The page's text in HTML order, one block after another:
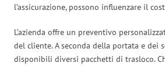
l’assicurazione, possono influenzare il
L’azienda offre un preventivo
del cliente. A seconda della portata e dei
disponibili diversi pacchetti di trasloco.